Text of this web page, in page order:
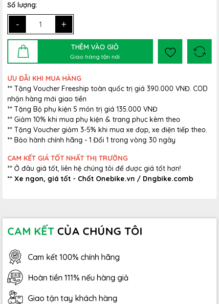
Số lượng:
- +
THÊM VÀO GIỎ
Giao hàng tận nơi
ƯU ĐÃI KHI MUA HÀNG
** Tặng Voucher Freeship toàn quốc trị giá 390.000 VNĐ. COD
nhận hàng mới giao tiền
** Tặng Bộ phụ kiện 5 món trị giá 135.000 VNĐ
** Giảm 10% khi mua phụ kiện & trang phục kèm theo
** Tặng Voucher giảm 3-5% khi mua xe đạp, xe điện tiếp theo.
** Bảo hành chính hãng - 1 Đổi 1 trong vòng 30 ngày
CAM KẾT GIÁ TỐT NHẤT THỊ TRƯỜNG
** Ở đâu giá tốt, liên hệ chúng tôi để được giá tốt hơn!
** Xe ngon, giá tốt - Chốt Onebike.vn / Dngbike.comb
CAM KẾT CỦA CHÚNG TÔI
Cam kết 100% chính hãng
Hoàn tiền 111% nếu hàng giả
Giao tận tay khách hàng